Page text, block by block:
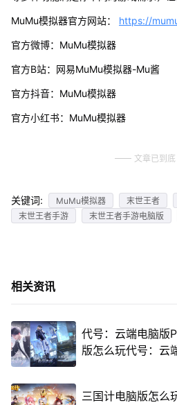
MuMu模拟器官方网站： https://
官方微博：MuMu模拟器
官方B站：网易MuMu模拟器-Mu酱
官方抖音：MuMu模拟器
官方小红书：MuMu模拟器
文章已到底
关键词: MuMu模拟器 末世王者
末世王者手游
末世王者手游电脑版
相关资讯
代号：云端电脑版
版怎么玩代号：云
三国计电脑版怎么